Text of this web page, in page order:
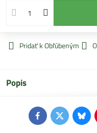
Pridať k Obľúbeným
Popis
FacebookTwitter